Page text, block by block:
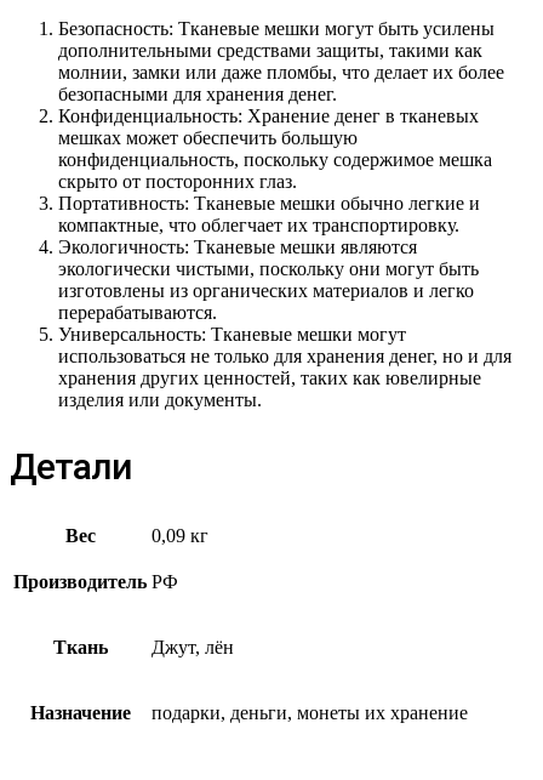
Безопасность: Тканевые мешки могут быть усилены
дополнительными средствами защиты, такими как
молнии, замки или даже пломбы, что делает их более
безопасными для хранения денег.
Конфиденциальность: Хранение денег в тканевых
мешках может обеспечить большую
конфиденциальность, поскольку содержимое мешка
скрыто от посторонних глаз.
Портативность: Тканевые мешки обычно легкие и
компактные, что облегчает их транспортировку.
Экологичность: Тканевые мешки являются
экологически чистыми, поскольку они могут быть
изготовлены из органических материалов и легко
перерабатываются.
Универсальность: Тканевые мешки могут
использоваться не только для хранения денег, но и для
хранения других ценностей, таких как ювелирные
изделия или документы.
Детали
Вес 0,09 кг
Производитель РФ
Ткань Джут, лён
Назначение подарки, деньги, монеты их хранение